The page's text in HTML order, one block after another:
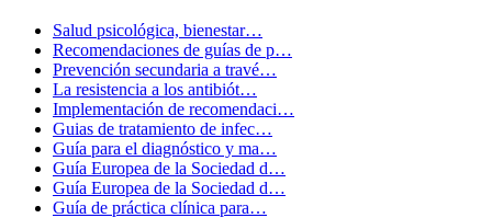
Salud psicológica, bienestar…
Recomendaciones de guías de p…
Prevención secundaria a travé…
La resistencia a los antibiót…
Implementación de recomendaci…
Guias de tratamiento de infec…
Guía para el diagnóstico y ma…
Guía Europea de la Sociedad d…
Guía Europea de la Sociedad d…
Guía de práctica clínica para…